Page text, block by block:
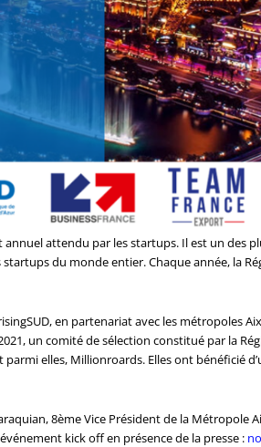
attendu par les startups. Il est un des
du monde entier. Chaque année, la
en partenariat avec les métropoles
un comité de sélection constitué par la
elles, Millionroards. Elles ont bénéficié
8ème Vice Président de la Métropole
kick off en présence de la presse :